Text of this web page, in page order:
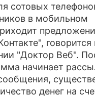
ИГРЫ
сотовых
в мобильном
говорится
"Доктор Веб".
начинает
денег на